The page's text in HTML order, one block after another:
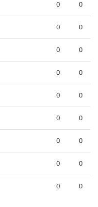
0 0
0 0
0 0
0 0
0 0
0 0
0 0
0 0
0 0